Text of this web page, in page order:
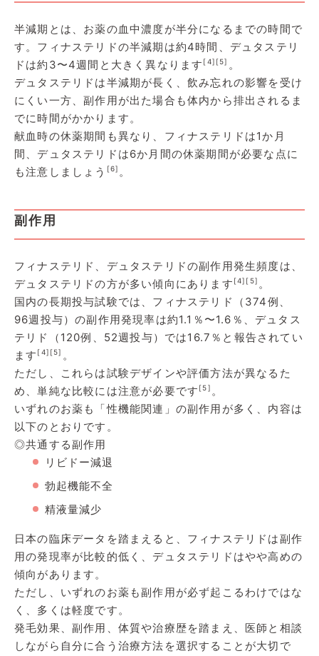
半減期とは、お薬の血中濃度が半分になるまでの時間で
す。フィナステリドの半減期は約4時間、デュタステリ
ドは約3〜4週間と大きく異なります [4] [5] 。
デュタステリドは半減期が長く、飲み忘れの影響を受け
にくい一方、副作用が出た場合も体内から排出されるま
でに時間がかかります。
献血時の休薬期間も異なり、フィナステリドは1か月
間、デュタステリドは6か月間の休薬期間が必要な点に
も注意しましょう [6] 。
副作用
フィナステリド、デュタステリドの副作用発生頻度は、
デュタステリドの方が多い傾向にあります [4] [5] 。
国内の長期投与試験では、フィナステリド（374例、
96週投与）の副作用発現率は約1.1％〜1.6％、デュタス
テリド（120例、52週投与）では16.7％と報告されてい
ます [4] [5] 。
ただし、これらは試験デザインや評価方法が異なるた
め、単純な比較には注意が必要です [5] 。
いずれのお薬も「性機能関連」の副作用が多く、内容は
以下のとおりです。
◎共通する副作用
リビドー減退
勃起機能不全
精液量減少
日本の臨床データを踏まえると、フィナステリドは副作
用の発現率が比較的低く、デュタステリドはやや高めの
傾向があります。
ただし、いずれのお薬も副作用が必ず起こるわけではな
く、多くは軽度です。
発毛効果、副作用、体質や治療歴を踏まえ、医師と相談
しながら自分に合う治療方法を選択することが大切で